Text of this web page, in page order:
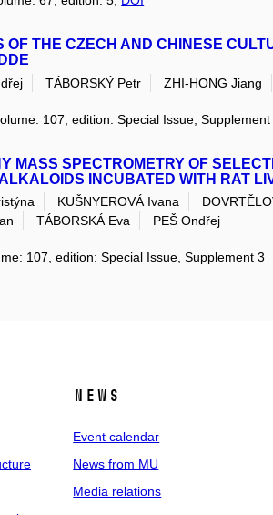
OF THE CZECH AND CHINESE
TÁBORSKÝ Petr ZHI-HONG Jiang
107, edition: Special Issue, Supplement
MASS SPECTROMETRY OF
INCUBATED WITH RAT
KUŠNYEROVÁ Ivana
TÁBORSKÁ Eva
PEŠ Ondřej
107, edition: Special Issue, Supplement 3
News
Event calendar
News from MU
Media relations